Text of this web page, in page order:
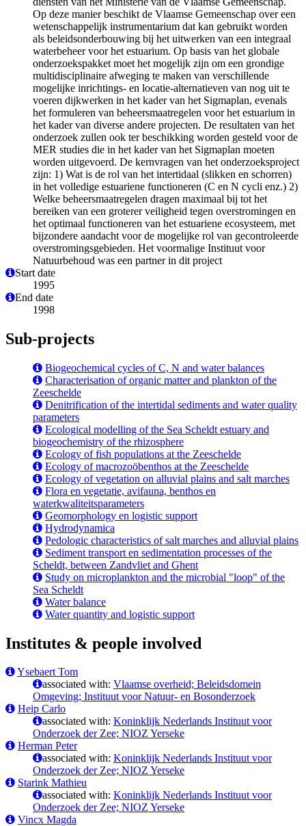
Op deze manier beschikt de Vlaamse Gemeenschap over een
wetenschappelijk instrumentarium dat kan gebruikt worden
als beleidsonderbouwing bij het uitwerken van een integraal
waterbeheer voor het estuarium. Op basis van het globale
onderzoekspakket moet het mogelijk zijn om een grondige
multidisciplinaire afweging te maken van verschillende
mogelijke inrichtings- en locatie-alternatieven van nog uit te
voeren dijkwerken in het kader van het Sigmaplan, evenals
het formuleren van beheersmaatregelen voor het estuarium in
het kader van diverse andere projecten. De resultaten van het
onderzoek zullen ook ter beschikking worden gesteld voor de
MER studies die in het kader van het Sigmaplan moeten
worden uitgevoerd. De kernvragen van het onderzoeksproject
zijn: 1) Wat is de rol van het intertidaal (slikken en schorren)
in het volledige estuariene functioneren (C en N cycli enz.) 2)
Welke beheersmaatregelen dragen maximaal bij tot het
bereiken van een groterer veiligheid tegen overstromingen en
het optimaal functioneren van het estuariene ecosysteem, met
bijzondere aandacht voor de mogelijke rol van gecontroleerde
overstromingsgebieden. Het voormalige Instituut voor
Natuurbehoud was een partner in dit project
Start date
1995
End date
1998
Sub-projects
Biogeochemical cycles of C, N and water balances
Characterisation of organic matter and plankton of the
Zeeschelde
Denitrification of the intertidal sediments and water quality
parameters
Ecological modelling of the Sea Scheldt estuary and
biogeochemistry of the rhizosphere
Ecology of fish populations at the Zeeschelde
Ecology of macrozoöbenthos at the Zeeschelde
Ecology of vegetation on alluvial plains and salt marches
Flora en vegetatie, avifauna, benthos en
waterkwaliteitsparameters
Geomorphology en logistic support
Hydrodynamica
Pedologic characteristics of salt marches and alluvial plains
Sediment transport en sedimentation processes of the
Scheldt, between Zandvliet and Ghent
Study on microplankton and the microbial "loop" of the
Sea Scheldt
Water balance
Water quantity and logistic support
Institutes & people involved
Ysebaert Tom
associated with: Vlaamse overheid; Beleidsdomein
Omgeving; Instituut voor Natuur- en Bosonderzoek
Heip Carlo
associated with: Koninklijk Nederlands Instituut voor
Onderzoek der Zee; NIOZ Yerseke
Herman Peter
associated with: Koninklijk Nederlands Instituut voor
Onderzoek der Zee; NIOZ Yerseke
Starink Mathieu
associated with: Koninklijk Nederlands Instituut voor
Onderzoek der Zee; NIOZ Yerseke
Vincx Magda